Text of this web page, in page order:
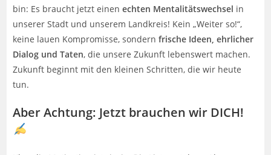
bin: Es braucht jetzt einenechten Mentalitätswechsel in
unserer Stadt und unserem Landkreis! Kein „Weiter so!“,
keine lauen Kompromisse, sondernfrische Ideen, ehrlicher
Dialog und Taten, die unsere Zukunft lebenswert machen.
Zukunft beginnt mit den kleinen Schritten, die wir heute
tun.
Aber Achtung: Jetzt brauchen wir DICH!